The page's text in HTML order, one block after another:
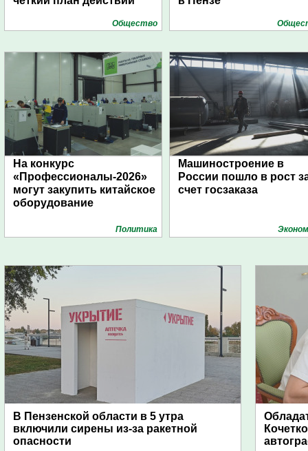
Общество
На конкурс
«Профессионалы-2026»
могут закупить китайское
оборудование
Политика
Машиностроение в
России пошло в рост
счет госзаказа
В Пензенской области в 5 утра
включили сирены из-за ракетной
опасности